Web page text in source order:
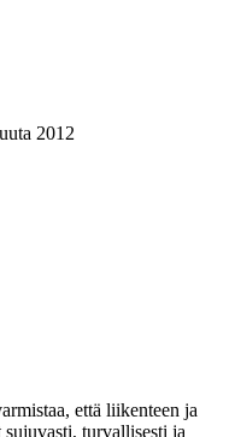
2012
että liikenteen ja
turvallisesti ja